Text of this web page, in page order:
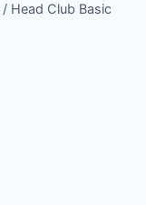
/ Head Club Basic